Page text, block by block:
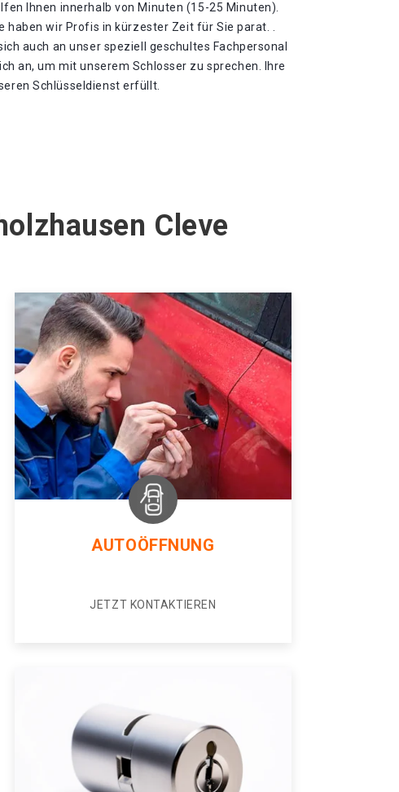
Ihnen innerhalb von Minuten (15-25 Minuten).
haben wir Profis in kürzester Zeit für Sie parat. .
auch an unser speziell geschultes Fachpersonal
an, um mit unserem Schlosser zu sprechen. Ihre
Schlüsseldienst erfüllt.
Cleve
AUTOÖFFNUNG
JETZT KONTAKTIEREN